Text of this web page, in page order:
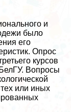
и
было
его
Опрос
курсов
Вопросы
или иных